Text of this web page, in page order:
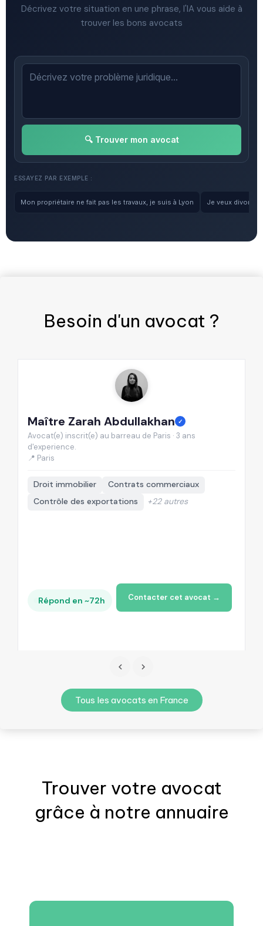
Décrivez votre situation en une phrase, l'IA vous aide à
trouver les bons avocats
🔍 Trouver mon avocat
ESSAYEZ PAR EXEMPLE :
Mon propriétaire ne fait pas les travaux, je suis à Lyon Je veux
Besoin d'un avocat ?
Maître Zarah Abdullakhan ✓
Avocat(e) inscrit(e) au barreau de Paris · 3 ans
d'experience.
📍 Paris
Droit immobilier
Contrats commerciaux
Contrôle des exportations
+22 autres
Répond en ~72h Contacter cet avocat →
Tous les avocats en France
Trouver votre avocat
grâce à notre annuaire